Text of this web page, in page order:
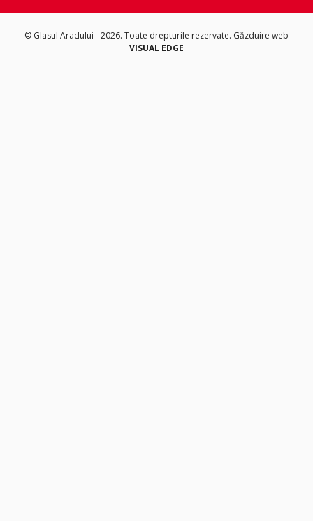
© Glasul Aradului - 2026. Toate drepturile rezervate. Găzduire web
VISUAL EDGE